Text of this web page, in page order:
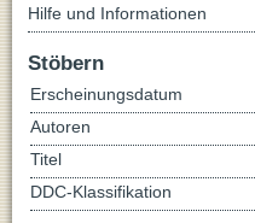
Hilfe und Informationen
Stöbern
Erscheinungsdatum
Autoren
Titel
DDC-Klassifikation